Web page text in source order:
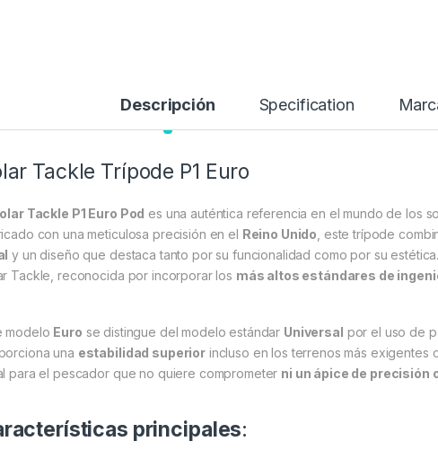
Descripción Specification
Tackle Trípode P1 Euro
Tackle P1 Euro Pod es una auténtica referencia en el mundo de los
con una meticulosa precisión en el Reino Unido , este trípode
y un diseño que destaca tanto por su funcionalidad como por su
Tackle, reconocida por incorporar los más altos estándares de
modelo Euro se distingue del modelo estándar Universal por el uso de
una estabilidad superiorincluso en los terrenos más exigentes
para el pescador que no quiere comprometer ni un ápice de precisión
principales: